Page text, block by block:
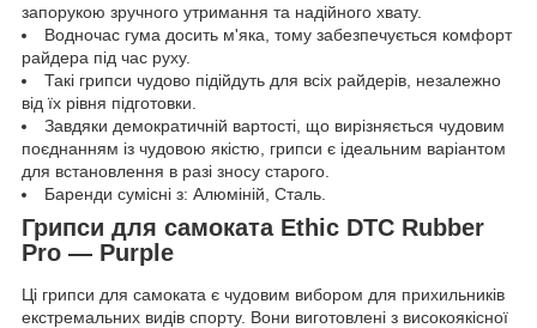
запорукою зручного утримання та надійного хвату.
Водночас гума досить м'яка, тому забезпечується комфорт
райдера під час руху.
Такі грипси чудово підійдуть для всіх райдерів, незалежно
від їх рівня підготовки.
Завдяки демократичній вартості, що вирізняється чудовим
поєднанням із чудовою якістю, грипси є ідеальним варіантом
для встановлення в разі зносу старого.
Баренди сумісні з: Алюміній, Сталь.
Грипси для самоката Ethic DTC Rubber
Pro — Purple
Ці грипси для самоката є чудовим вибором для прихильників
екстремальних видів спорту. Вони виготовлені з високоякісної